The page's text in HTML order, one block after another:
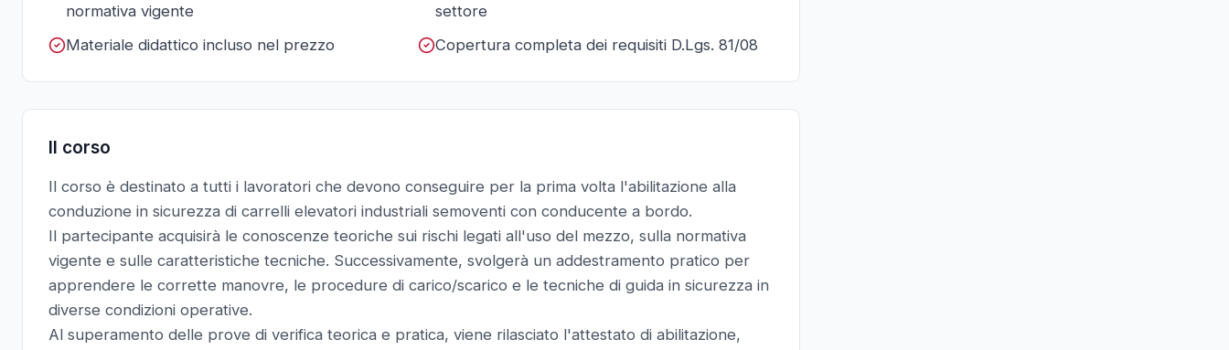
normativa vigente
settore
Materiale didattico incluso nel prezzo
Copertura completa dei requisiti D.Lgs. 81/08
Il corso
Il corso è destinato a tutti i lavoratori che devono conseguire per la prima volta l'abilitazione alla
conduzione in sicurezza di carrelli elevatori industriali semoventi con conducente a bordo.
Il partecipante acquisirà le conoscenze teoriche sui rischi legati all'uso del mezzo, sulla normativa
vigente e sulle caratteristiche tecniche. Successivamente, svolgerà un addestramento pratico per
apprendere le corrette manovre, le procedure di carico/scarico e le tecniche di guida in sicurezza in
diverse condizioni operative.
Al superamento delle prove di verifica teorica e pratica, viene rilasciato l'attestato di abilitazione,